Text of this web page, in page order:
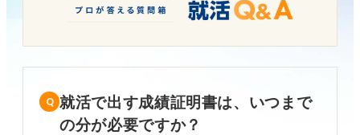
就活で出す成績証明書は、いつまで
の分が必要ですか？